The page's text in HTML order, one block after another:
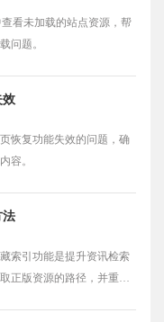
查看未加载的站点资源，帮
问题。
效
恢复功能失效的问题，确
容。
法
索引功能是提升资讯检索
正版资源的路径，并重点